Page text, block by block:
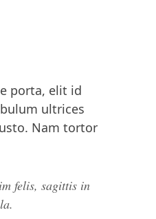
porta, elit id
ultrices
Nam tortor
felis, sagittis in